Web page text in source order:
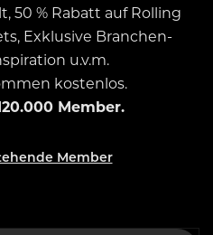
50 % Rabatt auf Rolling
Exklusive Branchen-
u.v.m.
kostenlos.
Member.
Member